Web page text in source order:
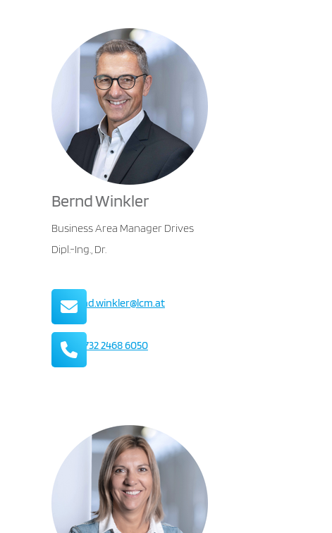
Bernd Winkler
Business Area Manager Drives
Dipl.-Ing., Dr.
bernd.winkler@lcm.at
+43 732 2468 6050